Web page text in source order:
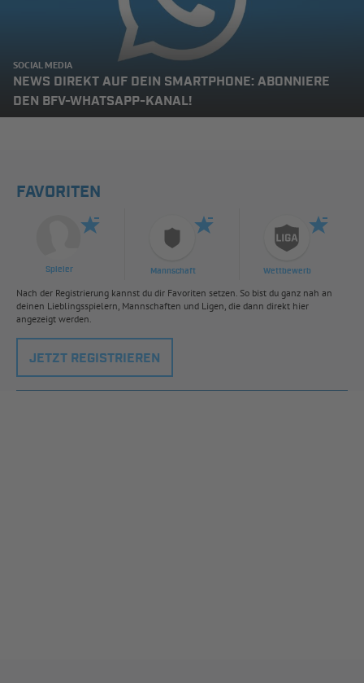
SOCIAL MEDIA
NEWS DIREKT AUF DEIN SMARTPHONE: ABONNIERE
DEN BFV-WHATSAPP-KANAL!
FAVORITEN
Spieler Mannschaft Wettbewerb
Nach der Registrierung kannst du dir Favoriten setzen. So bist du ganz nah an
deinen Lieblingsspielern, Mannschaften und Ligen, die dann direkt hier
angezeigt werden.
JETZT REGISTRIEREN